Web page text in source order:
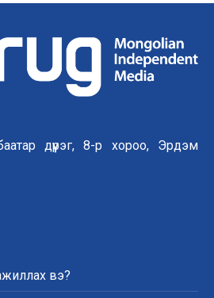
дүүрэг, 8-р хороо, Эрдэм
вэ?